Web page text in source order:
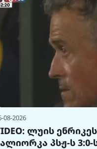
08-2026
ლუის
პსჟ-ს 3:0-